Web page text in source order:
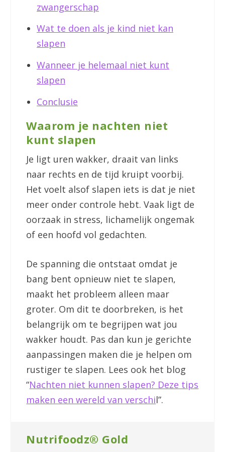
zwangerschap
Wat te doen als je kind niet kan
slapen
Wanneer je helemaal niet kunt
slapen
Conclusie
Waarom je nachten niet
kunt slapen
Je ligt uren wakker, draait van links
naar rechts en de tijd kruipt voorbij.
Het voelt alsof slapen iets is dat je niet
meer onder controle hebt. Vaak ligt de
oorzaak in stress, lichamelijk ongemak
of een hoofd vol gedachten.
De spanning die ontstaat omdat je
bang bent opnieuw niet te slapen,
maakt het probleem alleen maar
groter. Om dit te doorbreken, is het
belangrijk om te begrijpen wat jou
wakker houdt. Pas dan kun je gerichte
aanpassingen maken die je helpen om
rustiger te slapen. Lees ook het blog
“Nachten niet kunnen slapen? Deze tips
maken een wereld van verschil”.
Nutrifoodz® Gold